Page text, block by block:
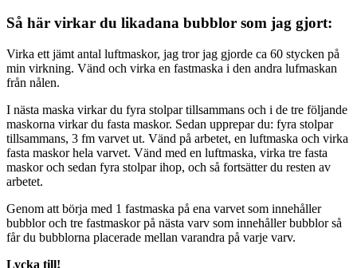
Så här virkar du likadana bubblor som jag gjort:
Virka ett jämt antal luftmaskor, jag tror jag gjorde ca 60 stycken på
min virkning. Vänd och virka en fastmaska i den andra lufmaskan
från nålen.
I nästa maska virkar du fyra stolpar tillsammans och i de tre följande
maskorna virkar du fasta maskor. Sedan upprepar du: fyra stolpar
tillsammans, 3 fm varvet ut. Vänd på arbetet, en luftmaska och virka
fasta maskor hela varvet. Vänd med en luftmaska, virka tre fasta
maskor och sedan fyra stolpar ihop, och så fortsätter du resten av
arbetet.
Genom att börja med 1 fastmaska på ena varvet som innehåller
bubblor och tre fastmaskor på nästa varv som innehåller bubblor så
får du bubblorna placerade mellan varandra på varje varv.
Lycka till!